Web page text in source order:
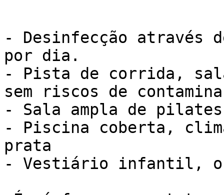
- Desinfecção
por dia.
- Pista de corrida,
sem riscos de
- Sala ampla de pilates
- Piscina coberta,
prata
- Vestiário infantil, o